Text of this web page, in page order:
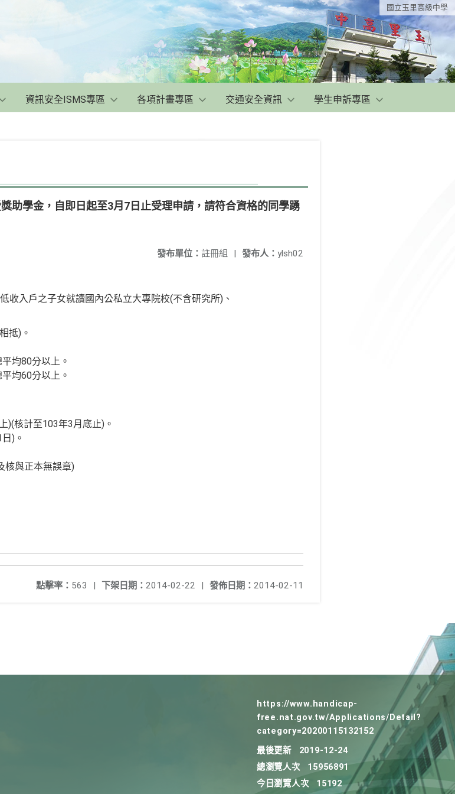
國立玉里高級中學
資訊安全ISMS專區 各項計畫專區 交通安全資訊 學生申訴專區
助學金，自即日起至3月7日止受理申請，請符合資格的同學踴
發布人： ylsh02
發布單位： 註冊組 |
收入戶之子女就讀國內公私立大專院校(不含研究所)、
抵)。
均80分以上。
均60分以上。
)(核計至103年3月底止)。
)。
核與正本無誤章)
發佈日期： 2014-02-11
下架日期： 2014-02-22 |
點擊率： 563 |
https://www.handicap-
free.nat.gov.tw/Applications/Detail?
category=20200115132152
最後更新
2019-12-24
總瀏覽人次
15956891
今日瀏覽人次
15192